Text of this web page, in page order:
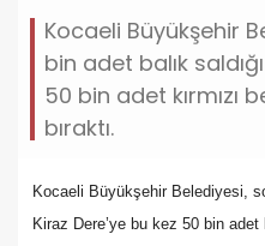
Kocaeli Büyükşehir
bin adet balık
50 bin adet kırmızı
bıraktı.
Kocaeli Büyükşehir Belediyesi,
Kiraz Dere’ye bu kez 50 bin adet